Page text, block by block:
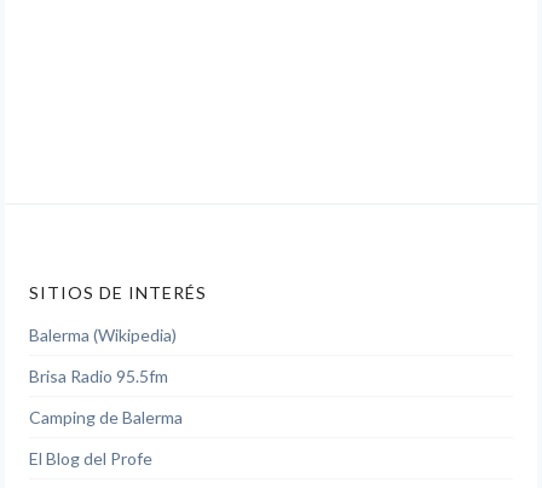
SITIOS DE INTERÉS
Balerma (Wikipedia)
Brisa Radio 95.5fm
Camping de Balerma
El Blog del Profe